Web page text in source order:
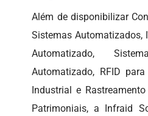
Além de disponibilizar
Sistemas Automatizados,
Automatizado,
Automatizado, RFID
Industrial e
Patrimoniais, a Infraid